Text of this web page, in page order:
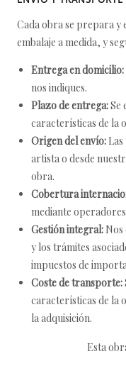
Cada obra se prepara
embalaje a medida, y
Entrega en domicilio:
nos indiques.
Plazo de entrega:Se
características de la
Origen del envío:
artista o desde
obra.
Cobertura
mediante
Gestión integral:
y los trámites
impuestos de
Coste de transporte:
características de la
la adquisición.
Esta